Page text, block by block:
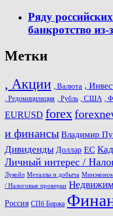
Ряду
банкротство
Метки
, Акции , Валюта ,
, Редомициляция , Рубль , США ,
EURUSD forex
и финансы Владимир
Дивиденды Доллар ЕС
Личный интерес /
Лукойл Металлы и добыча
/ Налоговые проверки
Россия СПб Биржа